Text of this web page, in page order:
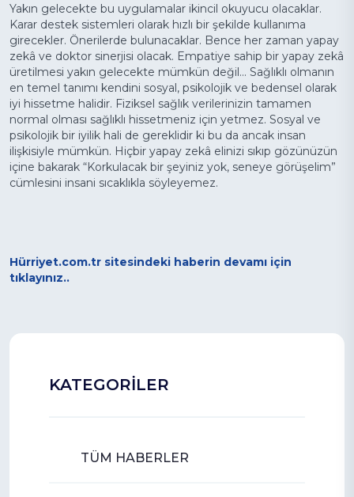
Yakın gelecekte bu uygulamalar ikincil okuyucu olacaklar.
Karar destek sistemleri olarak hızlı bir şekilde kullanıma
girecekler. Önerilerde bulunacaklar. Bence her zaman yapay
zekâ ve doktor sinerjisi olacak. Empatiye sahip bir yapay zekâ
üretilmesi yakın gelecekte mümkün değil... Sağlıklı olmanın
en temel tanımı kendini sosyal, psikolojik ve bedensel olarak
iyi hissetme halidir. Fiziksel sağlık verilerinizin tamamen
normal olması sağlıklı hissetmeniz için yetmez. Sosyal ve
psikolojik bir iyilik hali de gereklidir ki bu da ancak insan
ilişkisiyle mümkün. Hiçbir yapay zekâ elinizi sıkıp gözünüzün
içine bakarak “Korkulacak bir şeyiniz yok, seneye görüşelim”
cümlesini insani sıcaklıkla söyleyemez.
Hürriyet.com.tr sitesindeki haberin devamı için
tıklayınız..
KATEGORİLER
TÜM HABERLER